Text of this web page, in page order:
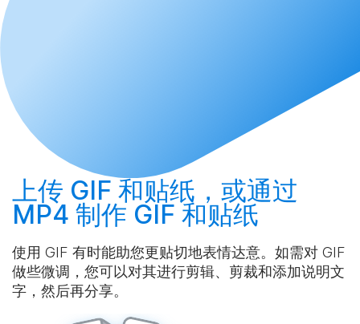
上传 GIF 和贴纸，或通过
MP4 制作 GIF 和贴纸
使用 GIF 有时能助您更贴切地表情达意。如需对 GIF
做些微调，您可以对其进行剪辑、剪裁和添加说明文
字，然后再分享。